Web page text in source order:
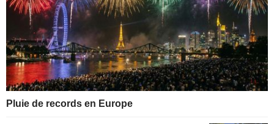
Pluie de records en Europe